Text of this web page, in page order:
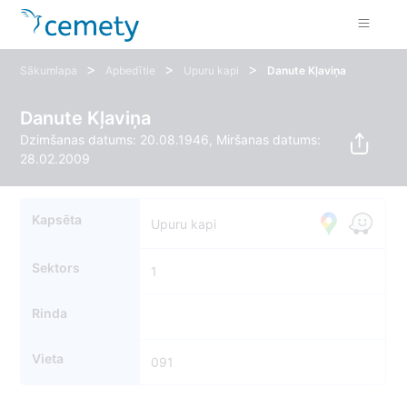
Sākumlapa > Apbedītie > Upuru kapi > Danute Kļaviņa
Danute Kļaviņa
Dzimšanas datums: 20.08.1946, Miršanas datums:
28.02.2009
Kapsēta Upuru kapi
Sektors 1
Rinda
Vieta 091